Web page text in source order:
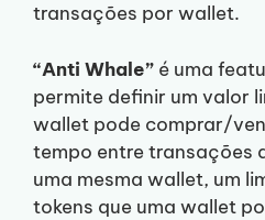
transações por wallet.
“Anti Whale” é uma
permite definir um valor
wallet pode comprar/
tempo entre transações
uma mesma wallet, um
tokens que uma wallet